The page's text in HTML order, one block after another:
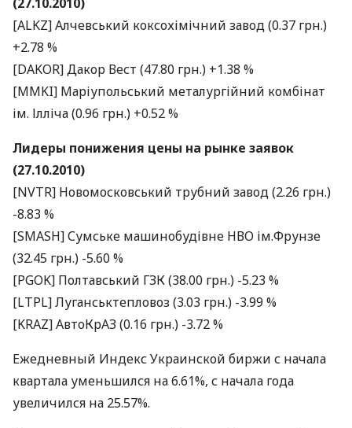
[ALKZ] Алчевський коксохімічний завод (0.37 грн.)
+2.78 %
[DAKOR] Дакор Вест (47.80 грн.) +1.38 %
[MMKI] Маріупольський металургійний комбінат
ім. Ілліча (0.96 грн.) +0.52 %
Лидеры понижения цены на рынке заявок
(27.10.2010)
[NVTR] Новомосковський трубний завод (2.26 грн.)
-8.83 %
[SMASH] Сумське машинобудівне НВО ім.Фрунзе
(32.45 грн.) -5.60 %
[PGOK] Полтавський ГЗК (38.00 грн.) -5.23 %
[LTPL] Луганськтепловоз (3.03 грн.) -3.99 %
[KRAZ] АвтоКрАЗ (0.16 грн.) -3.72 %
Ежедневный Индекс Украинской биржи с начала
квартала уменьшился на 6.61%, с начала года
увеличился на 25.57%.